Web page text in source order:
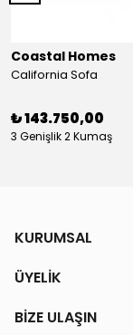
Coastal Homes
California Sofa
₺ 143.750,00
3 Genişlik 2 Kumaş
KURUMSAL
ÜYELİK
BİZE ULAŞIN